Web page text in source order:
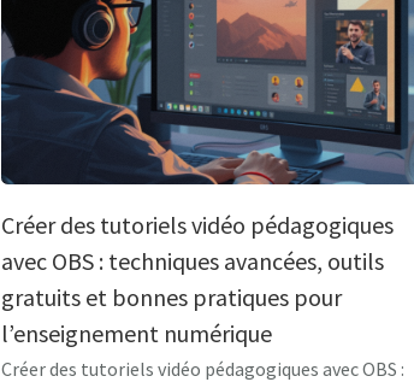
Créer des tutoriels vidéo pédagogiques
avec OBS : techniques avancées, outils
gratuits et bonnes pratiques pour
l’enseignement numérique
Créer des tutoriels vidéo pédagogiques avec OBS :